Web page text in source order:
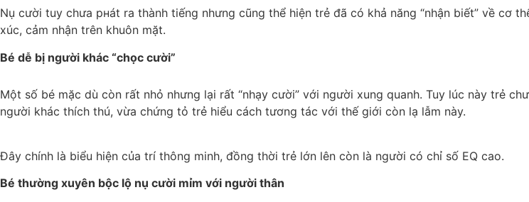
Nụ cười tuy chưa pнát ra thành tiếng nhưng cũng thể hiện trẻ đã có khả năng “nhận biết” về cơ
xúc, cảm nhận trên khuôn mặt.
Bé dễ bị người khác “chọc cười”
Một số bé mặc dù còn rất nhỏ nhưng lại rất “nhạy cười” với người xung quanh. Tuy lúc này trẻ
người khác thích thú, vừa chứng tỏ trẻ hiểu cách tương tác với thế giới còn lạ lẫm này.
Đây chính là biểu hiện của trí thông minh, đồng thời trẻ lớn lên còn là người có chỉ số EQ cao.
Bé thường xuyên bộc lộ nụ cười mỉm với người thân